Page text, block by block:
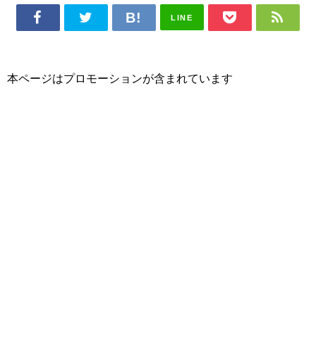
LINE
本ページはプロモーションが含まれています